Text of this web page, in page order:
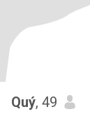
Quý, 49